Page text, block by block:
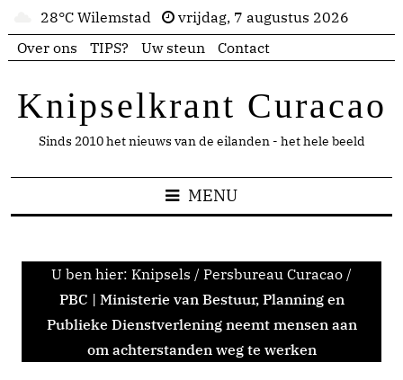
28°C Wilemstad
vrijdag, 7 augustus 2026
Over ons
TIPS? Uw steun Contact
Knipselkrant Curacao
Sinds 2010 het nieuws van de eilanden - het hele beeld
MENU
U ben hier: Knipsels / Persbureau Curacao /
PBC | Ministerie van Bestuur, Planning en
Publieke Dienstverlening neemt mensen aan
om achterstanden weg te werken